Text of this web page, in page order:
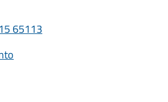
65113